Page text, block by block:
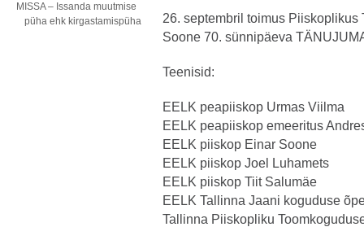
MISSA – Issanda muutmise
püha ehk kirgastamispüha
26. septembril toimus
Soone 70. sünnipäeva
Teenisid:
EELK peapiiskop Urmas Viilma
EELK peapiiskop emeeritus
EELK piiskop Einar Soone
EELK piiskop Joel Luhamets
EELK piiskop Tiit Salumäe
EELK Tallinna Jaani koguduse
Tallinna Piiskopliku